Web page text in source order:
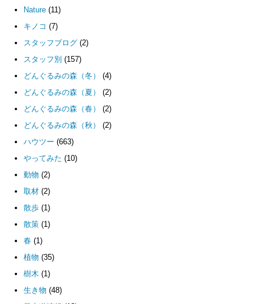
Nature (11)
キノコ (7)
スタッフブログ (2)
スタッフ別 (157)
どんぐるみの森（冬）
(4)
どんぐるみの森（夏）
(2)
どんぐるみの森（春）
(2)
どんぐるみの森（秋）
(2)
ハウツー (663)
やってみた (10)
動物 (2)
取材 (2)
散歩 (1)
散策 (1)
春 (1)
植物 (35)
樹木 (1)
生き物 (48)